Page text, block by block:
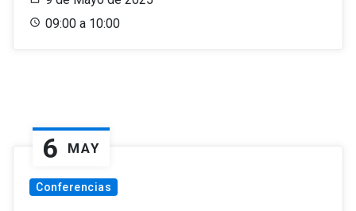
09:00 a 10:00
6 MAY
Conferencias